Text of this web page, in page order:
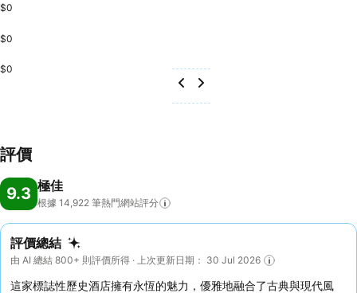
$0
$0
$0
評價
9.3 極佳
根據 14,922 筆熱門網站評分
評價總結
由 AI 總結 800+ 則評價所得 · 上次更新日期： 30 Jul 2026
這家標誌性歷史酒店擁有永恆的魅力，優雅地融合了古典與現代風